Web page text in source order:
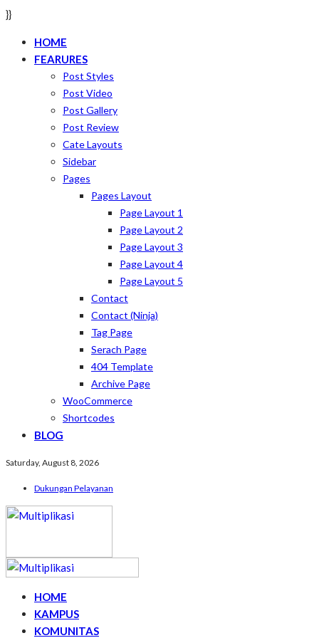
}}
HOME
FEARURES
Post Styles
Post Video
Post Gallery
Post Review
Cate Layouts
Sidebar
Pages
Pages Layout
Page Layout 1
Page Layout 2
Page Layout 3
Page Layout 4
Page Layout 5
Contact
Contact (ninja)
Tag Page
Serach Page
404 Template
Archive Page
WooCommerce
Shortcodes
BLOG
Saturday, August 8, 2026
Dukungan Pelayanan
HOME
KAMPUS
KOMUNITAS